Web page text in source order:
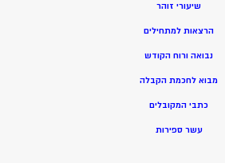
שיעורי זוהר
הרצאות למתחילים
נבואה ורוח הקודש
מבוא לחכמת הקבלה
כתבי המקובלים
עשר ספירות